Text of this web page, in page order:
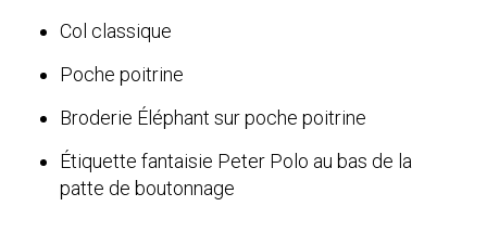
Col classique
Poche poitrine
Broderie Éléphant sur poche poitrine
Étiquette fantaisie Peter Polo au bas de la
patte de boutonnage